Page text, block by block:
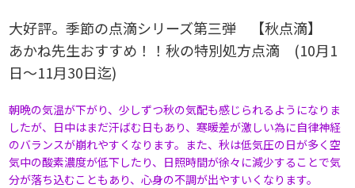
大好評。季節の点滴シリーズ第三弾 【秋点滴】
あかね先生おすすめ！！秋の特別処方点滴 (10月1
日～11月30日迄)
朝晩の気温が下がり、少しずつ秋の気配も感じられるようになりま
したが、日中はまだ汗ばむ日もあり、寒暖差が激しい為に自律神経
のバランスが崩れやすくなります。また、秋は低気圧の日が多く空
気中の酸素濃度が低下したり、日照時間が徐々に減少することで気
分が落ち込むこともあり、心身の不調が出やすいくなります。